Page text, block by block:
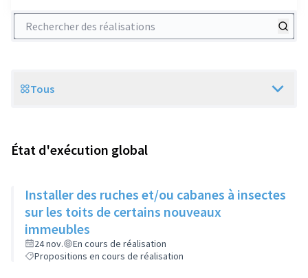
Rechercher des réalisations
Scope
Tous
État d'exécution global
Installer des ruches et/ou cabanes à insectes
sur les toits de certains nouveaux
immeubles
24 nov.
En cours de réalisation
Propositions en cours de réalisation